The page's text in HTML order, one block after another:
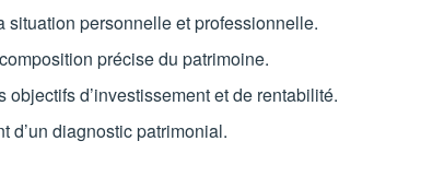
situation personnelle et professionnelle.
précise du patrimoine.
objectifs d’investissement et de rentabilité.
d’un diagnostic patrimonial.